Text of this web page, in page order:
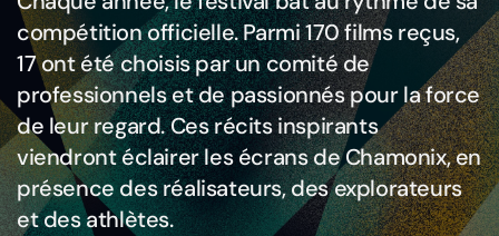
compétition officielle. Parmi 170 films reçus,
17 ont été choisis par un comité de
professionnels et de passionnés pour la force
de leur regard. Ces récits inspirants
viendront éclairer les écrans de Chamonix, en
présence des réalisateurs, des explorateurs
et des athlètes.